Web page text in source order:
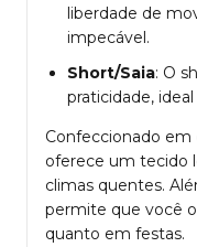
liberdade de
impecável.
Short/Saia: O
praticidade,
Confeccionado em
oferece um tecido
climas quentes.
permite que você
quanto em festas.